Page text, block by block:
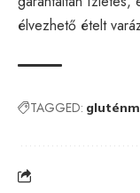
élvezhető ételt
TAGGED: